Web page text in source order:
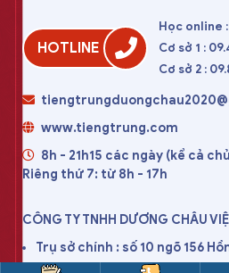
HOTLINE
Học online :
Cơ sở 1 :
Cơ sở 2 :
www.tiengtrung.com
8h - 21h15 các ngày (kể cả
Riêng thứ 7: từ 8h - 17h
CÔNG TY TNHH DƯƠNG CHÂU
Trụ sở chính : số 10 ngõ 156